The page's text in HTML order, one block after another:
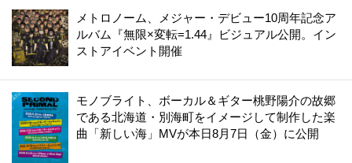
メトロノーム、メジャー・デビュー10周年記念ア
ルバム『無限×変転=1.44』ビジュアル公開。イン
ストアイベント開催
モノブライト、ボーカル＆ギター桃野陽介の故郷
である北海道・別海町をイメージして制作した楽
曲「新しい海」MVが本日8月7日（金）に公開